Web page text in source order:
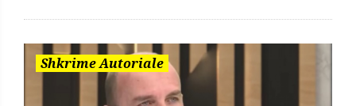
Shkrime Autoriale